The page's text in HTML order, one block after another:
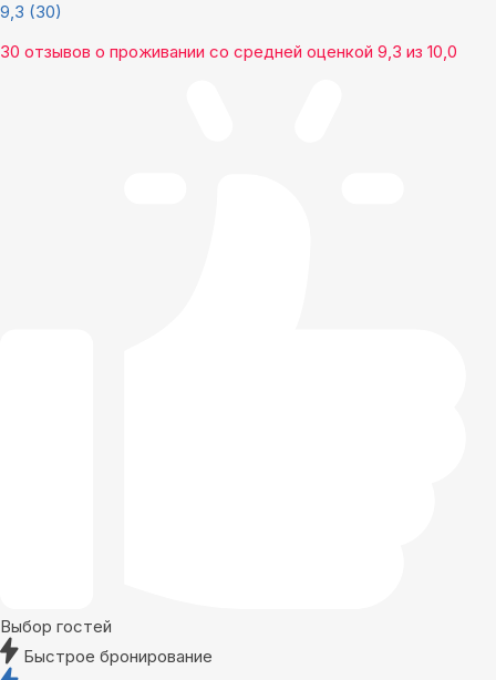
9,3 (30)
30 отзывов о проживании со средней оценкой 9,3 из 10,0
Выбор гостей
Быстрое бронирование